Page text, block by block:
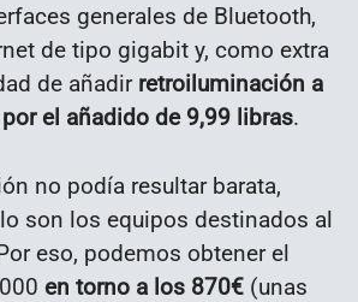
generales de Bluetooth,
de tipo gigabit y, como extra
de añadir retroiluminación a
el añadido de 9,99 libras.
no podía resultar barata,
son los equipos destinados al
eso, podemos obtener el
en torno a los 870€ (unas